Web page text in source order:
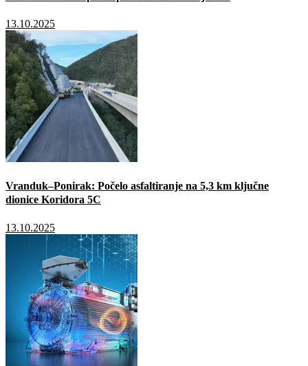
13.10.2025
Vranduk–Ponirak: Počelo asfaltiranje na 5,3 km ključne
dionice Koridora 5C
13.10.2025